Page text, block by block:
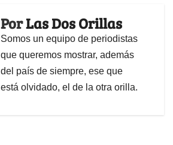
PorLas Dos Orillas
Somos un equipo de periodistas
que queremos mostrar, además
del país de siempre, ese que
está olvidado, el de la otra orilla.